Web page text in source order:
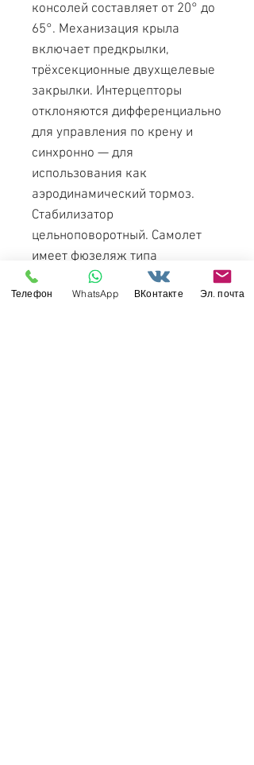
консолей составляет от 20° до
65°. Механизация крыла
включает предкрылки,
трёхсекционные двухщелевые
закрылки. Интерцепторы
отклоняются дифференциально
для управления по крену и
синхронно — для
использования как
аэродинамический тормоз.
Стабилизатор
цельноповоротный. Самолет
имеет фюзеляж типа
полумонокок и трехопорное
убирающееся шасси с носовой
Телефон WhatsApp ВКонтакте Эл. почта